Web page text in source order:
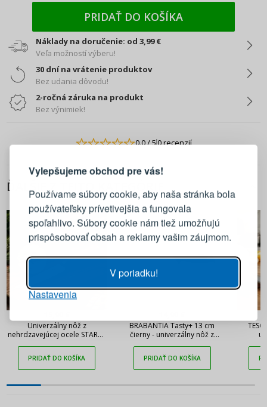
Vylepšujeme obchod pre vás!
Používame súbory cookie, aby naša stránka bola
používateľsky prívetivejšia a fungovala
spoľahlivo. Súbory cookie nám tiež umožňujú
prispôsobovať obsah a reklamy vašim záujmom.
V poriadku!
Nastavenia
PRIDAŤ DO KOŠÍKA
Náklady na doručenie: od 3,99 €
Veľa možností výberu!
30 dní na vrátenie produktov
Bez udania dôvodu!
2-ročná záruka na produkt
Bez výnimiek!
0.0/ 50 recenzií
ĎALŠIE Z TEJTO KATEGÓRIE
Univerzálny nôž z
nehrdzavejúcej ocele STARKE
PRIDAŤ DO KOŠÍKA
BRABANTIA Tasty+ 13 cm
čierny - univerzálny nôž z
PRIDAŤ DO KOŠÍKA
PRIHLÁSENIE REGISTRÁCIA
Prihláste sa k svojmu účtu
PRIHLÁSIŤ SA
Pripomenutie hesla